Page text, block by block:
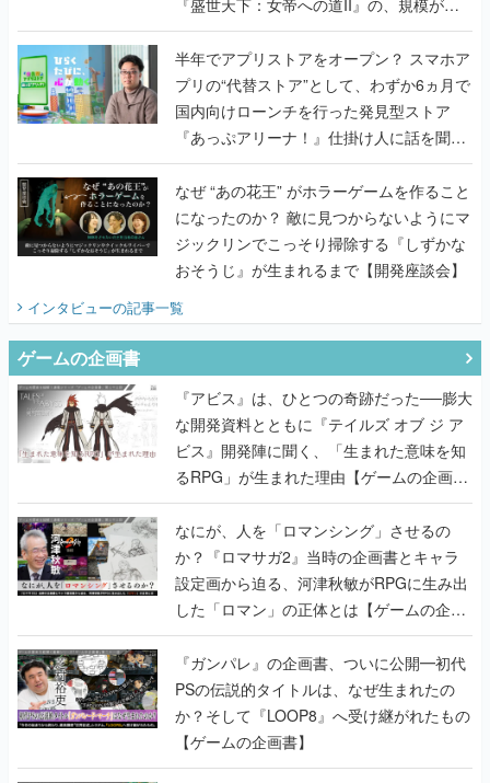
『盛世天下：女帝への道II』の、規模が違
うこだわりをプロデューサーに聞いた
半年でアプリストアをオープン？ スマホア
プリの“代替ストア”として、わずか6ヵ月で
国内向けローンチを行った発見型ストア
『あっぷアリーナ！』仕掛け人に話を聞い
てみた
なぜ “あの花王” がホラーゲームを作ること
になったのか？ 敵に見つからないようにマ
ジックリンでこっそり掃除する『しずかな
おそうじ』が生まれるまで【開発座談会】
インタビューの記事一覧
ゲームの企画書
『アビス』は、ひとつの奇跡だった──膨大
な開発資料とともに『テイルズ オブ ジ ア
ビス』開発陣に聞く、「生まれた意味を知
るRPG」が生まれた理由【ゲームの企画
書】
なにが、人を「ロマンシング」させるの
か？『ロマサガ2』当時の企画書とキャラ
設定画から迫る、河津秋敏がRPGに生み出
した「ロマン」の正体とは【ゲームの企画
書】
『ガンパレ』の企画書、ついに公開━初代
PSの伝説的タイトルは、なぜ生まれたの
か？そして『LOOP8』へ受け継がれたもの
【ゲームの企画書】